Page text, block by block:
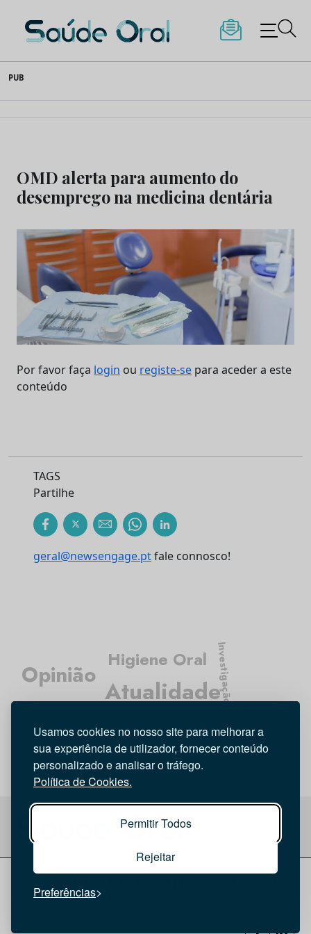
Usamos cookies no nosso site para melhorar a
sua experiência de utilizador, fornecer conteúdo
personalizado e analisar o tráfego.
Política de Cookies.
Permitir Todos
Rejeitar
Preferências
to
content
Saúde Oral
PUB
OMD alerta para aumento do
desemprego na medicina dentária
Por favor faça login ou registe-se para aceder a este
conteúdo
TAGS
Partilhe
geral@newsengage.ptfale connosco!
Atualidade
Higiene Oral
Entrevista
Opinião
Tecnologia
Investigação
Política de privacidade